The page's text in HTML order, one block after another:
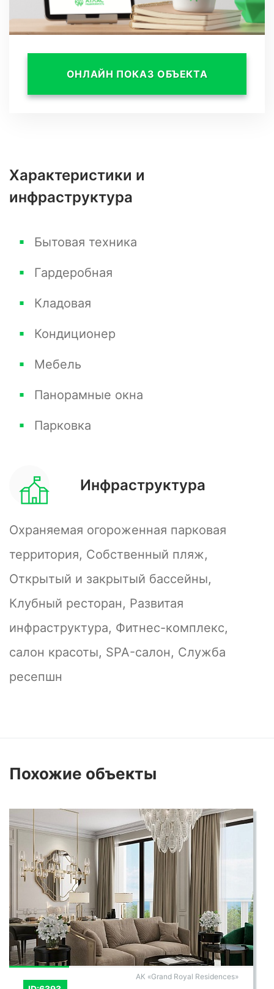
ОНЛАЙН ПОКАЗ ОБЪЕКТА
Характеристики и
инфраструктура
Бытовая техника
Гардеробная
Кладовая
Кондиционер
Мебель
Панорамные окна
Парковка
Инфраструктура
Охраняемая огороженная парковая
территория, Собственный пляж,
Открытый и закрытый бассейны,
Клубный ресторан, Развитая
инфраструктура, Фитнес-комплекс,
салон красоты, SPA-салон, Служба
ресепшн
Похожие объекты
АК «Grand Royal Residences»